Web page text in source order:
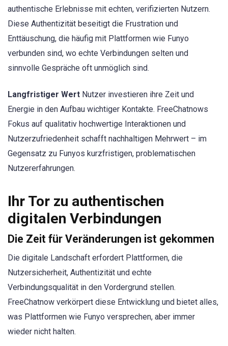
authentische Erlebnisse mit echten, verifizierten Nutzern.
Diese Authentizität beseitigt die Frustration und
Enttäuschung, die häufig mit Plattformen wie Funyo
verbunden sind, wo echte Verbindungen selten und
sinnvolle Gespräche oft unmöglich sind.
Langfristiger Wert Nutzer investieren ihre Zeit und
Energie in den Aufbau wichtiger Kontakte. FreeChatnows
Fokus auf qualitativ hochwertige Interaktionen und
Nutzerzufriedenheit schafft nachhaltigen Mehrwert – im
Gegensatz zu Funyos kurzfristigen, problematischen
Nutzererfahrungen.
Ihr Tor zu authentischen
digitalen Verbindungen
Die Zeit für Veränderungen ist gekommen
Die digitale Landschaft erfordert Plattformen, die
Nutzersicherheit, Authentizität und echte
Verbindungsqualität in den Vordergrund stellen.
FreeChatnow verkörpert diese Entwicklung und bietet alles,
was Plattformen wie Funyo versprechen, aber immer
wieder nicht halten.